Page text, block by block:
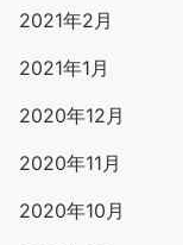
2021年2月
2021年1月
2020年12月
2020年11月
2020年10月